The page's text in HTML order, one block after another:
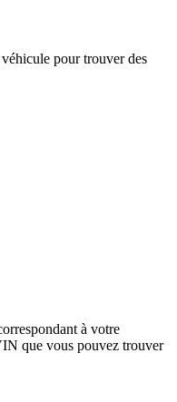
pour trouver des
à votre
que vous pouvez trouver